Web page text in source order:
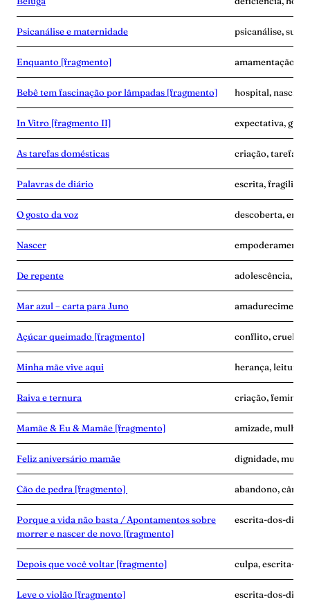
Psicanálise e maternidade psicanálise,
Enquanto [fragmento] amamentação,
Bebê tem fascinação por lâmpadas [fragmento] hospital,
In Vitro [fragmento II] expectativa,
As tarefas domésticas criação, tarefa,
Palavras de diário escrita,
O gosto da voz descoberta,
Nascer
De repente adolescência,
Mar azul – carta para Juno
Açúcar queimado [fragmento] conflito,
Minha mãe vive aqui herança, leitura,
Raiva e ternura criação,
Mamãe & Eu & Mamãe [fragmento] amizade,
Feliz aniversário mamãe dignidade,
Cão de pedra [fragmento] abandono,
Porque a vida não basta / Apontamentos sobre
morrer e nascer de novo [fragmento]
escrita-dos-dias,
Depois que você voltar [fragmento] culpa, escrita-
Leve o violão [fragmento] escrita-dos-dias,